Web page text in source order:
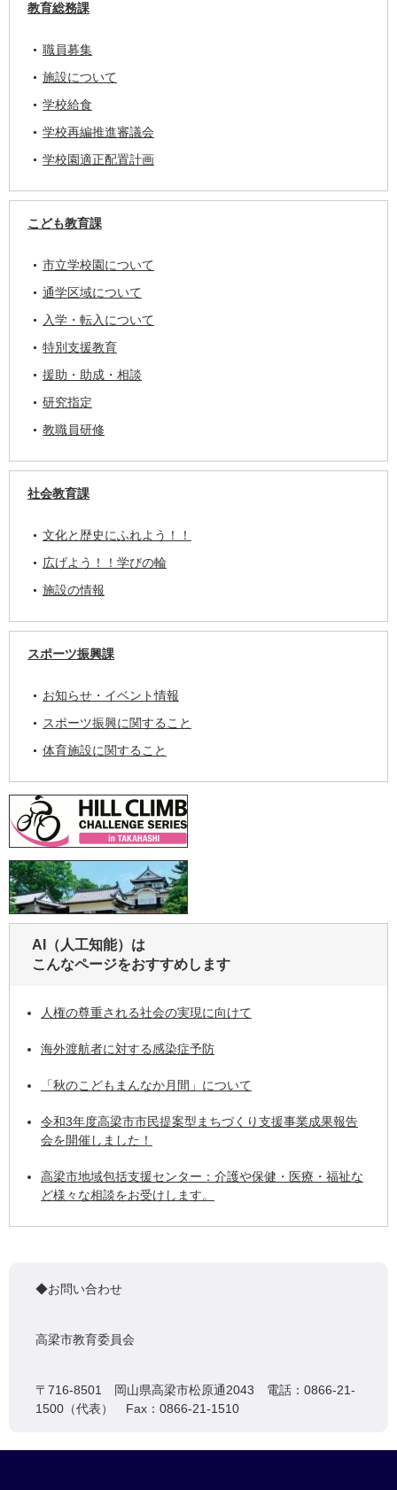
教育総務課
職員募集
施設について
学校給食
学校再編推進審議会
学校園適正配置計画
こども教育課
市立学校園について
通学区域について
入学・転入について
特別支援教育
援助・助成・相談
研究指定
教職員研修
社会教育課
文化と歴史にふれよう！！
広げよう！！学びの輪
施設の情報
スポーツ振興課
お知らせ・イベント情報
スポーツ振興に関すること
体育施設に関すること
AI（人工知能）は
こんなページをおすすめします
人権の尊重される社会の実現に向けて
海外渡航者に対する感染症予防
「秋のこどもまんなか月間」について
令和3年度高梁市市民提案型まちづくり支援事業成果報告
会を開催しました！
高梁市地域包括支援センター：介護や保健・医療・福祉な
ど様々な相談をお受けします。
◆お問い合わせ
高梁市教育委員会
〒716-8501 岡山県高梁市松原通2043 電話：0866-21-
1500（代表） Fax：0866-21-1510